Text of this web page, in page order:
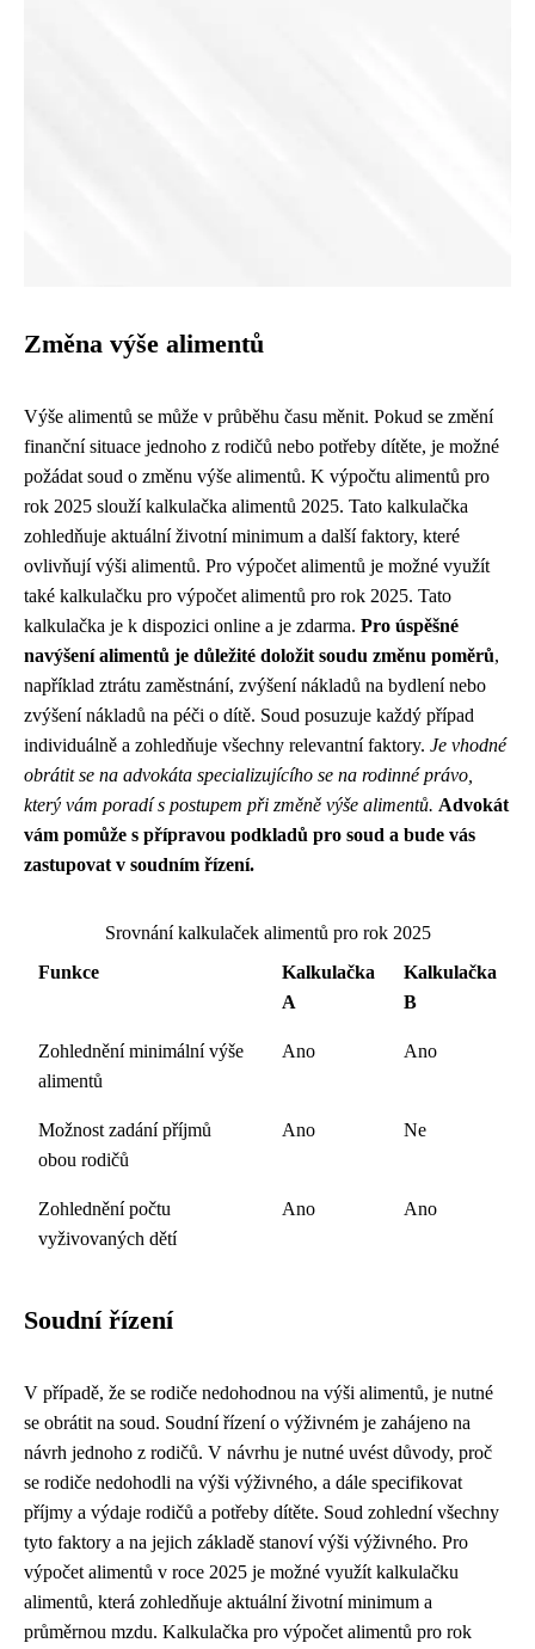
Změna výše alimentů
Výše alimentů se může v průběhu času měnit. Pokud se změní
finanční situace jednoho z rodičů nebo potřeby dítěte, je možné
požádat soud o změnu výše alimentů. K výpočtu alimentů pro
rok 2025 slouží kalkulačka alimentů 2025. Tato kalkulačka
zohledňuje aktuální životní minimum a další faktory, které
ovlivňují výši alimentů. Pro výpočet alimentů je možné využít
také kalkulačku pro výpočet alimentů pro rok 2025. Tato
kalkulačka je k dispozici online a je zdarma. Pro úspěšné
navýšení alimentů je důležité doložit soudu změnu poměrů,
například ztrátu zaměstnání, zvýšení nákladů na bydlení nebo
zvýšení nákladů na péči o dítě. Soud posuzuje každý případ
individuálně a zohledňuje všechny relevantní faktory. Je vhodné
obrátit se na advokáta specializujícího se na rodinné právo,
který vám poradí s postupem při změně výše alimentů. Advokát
vám pomůže s přípravou podkladů pro soud a bude vás
zastupovat v soudním řízení.
Srovnání kalkulaček alimentů pro rok 2025
Funkce
Kalkulačka
A
Kalkulačka
B
Zohlednění minimální výše
alimentů
Ano Ano
Možnost zadání příjmů
obou rodičů
Ano Ne
Zohlednění počtu
vyživovaných dětí
Ano Ano
Soudní řízení
V případě, že se rodiče nedohodnou na výši alimentů, je nutné
se obrátit na soud. Soudní řízení o výživném je zahájeno na
návrh jednoho z rodičů. V návrhu je nutné uvést důvody, proč
se rodiče nedohodli na výši výživného, a dále specifikovat
příjmy a výdaje rodičů a potřeby dítěte. Soud zohlední všechny
tyto faktory a na jejich základě stanoví výši výživného. Pro
výpočet alimentů v roce 2025 je možné využít kalkulačku
alimentů, která zohledňuje aktuální životní minimum a
průměrnou mzdu. Kalkulačka pro výpočet alimentů pro rok